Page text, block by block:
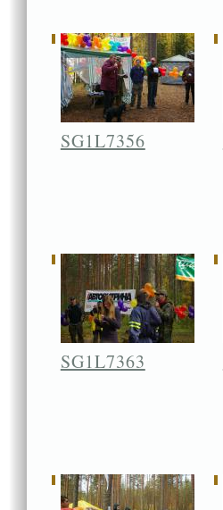
SG1L7356
SG1L7363